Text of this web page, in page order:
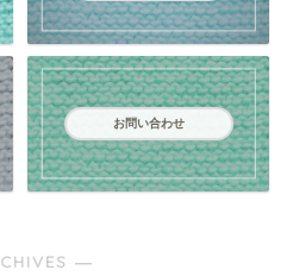
お問い合わせ
―